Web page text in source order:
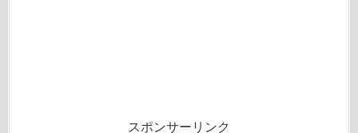
スポンサーリンク